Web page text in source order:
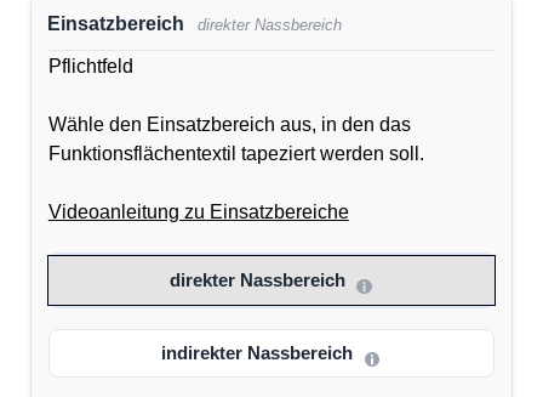
Einsatzbereich direkter Nassbereich
Pflichtfeld
Wähle den Einsatzbereich aus, in den das
Funktionsflächentextil tapeziert werden soll.
Videoanleitung zu Einsatzbereiche
direkter Nassbereich
indirekter Nassbereich